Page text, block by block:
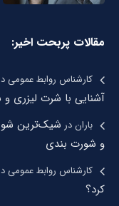
مقالات پربحت اخیر:
کارشناس روابط عمومی
آشنایی با شرت لیزری
باراندر شیک‌ترین
و شورت بندی
کارشناس روابط عمومی
کرد؟